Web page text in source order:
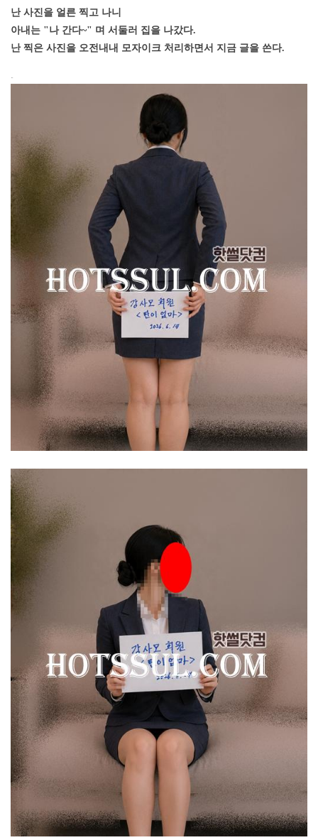
난 사진을 얼른 찍고 나니
아내는 "나 간다~" 며 서둘러 집을 나갔다.
난 찍은 사진을 오전내내 모자이크 처리하면서 지금 글을 쓴다.